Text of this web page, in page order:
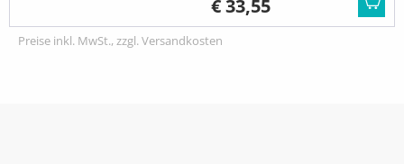
€ 33,55
Preise inkl. MwSt., zzgl. Versandkosten